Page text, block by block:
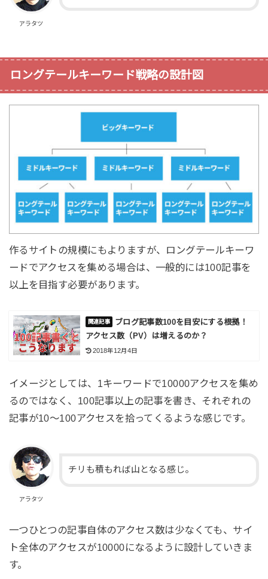
アラタツ
ロングテールキーワード戦略の設計図
作るサイトの規模にもよりますが、ロングテールキーワ
ードでアクセスを集める場合は、一般的には100記事を
以上を目指す必要があります。
ブログ記事数100を目安にする根拠！
アクセス数（PV）は増えるのか？
2018年12月4日
イメージとしては、1キーワードで10000アクセスを集め
るのではなく、100記事以上の記事を書き、それぞれの
記事が10～100アクセスを拾ってくるような感じです。
アラタツ
チリも積もれば山となる感じ。
一つひとつの記事自体のアクセス数は少なくても、サイ
ト全体のアクセスが10000になるように設計していきま
す。